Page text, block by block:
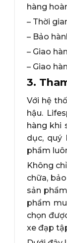
hàng
– Thời
– Bảo
– Giao
– Giao
3.
Với hệ
hậu.
hàng khi
dục, quý
phẩm
Không
chữa,
sản
phẩm
chọn
xe đạp